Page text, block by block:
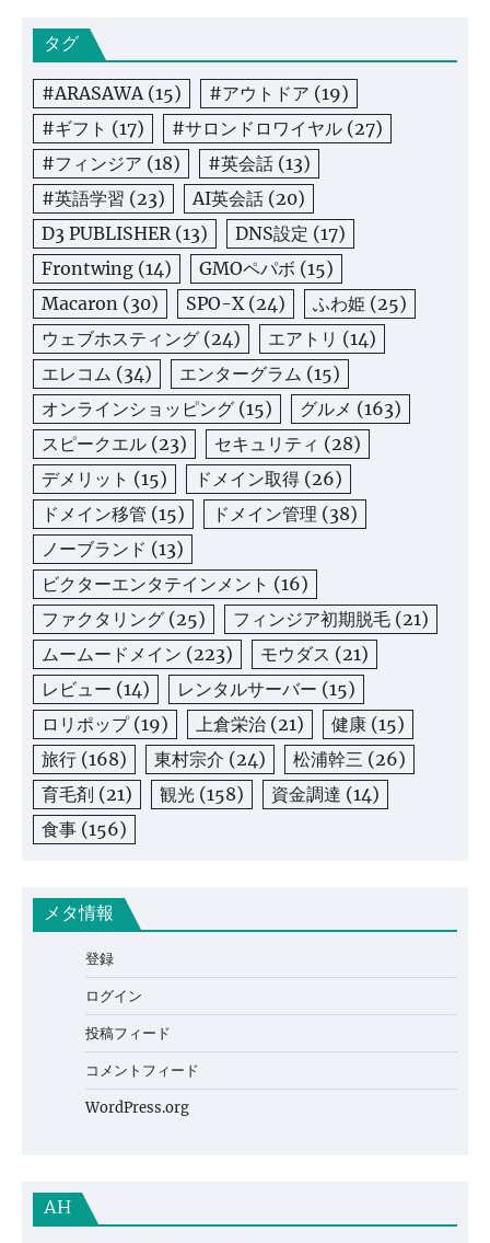
タグ
#ARASAWA(15) #アウトドア (19)
#ギフト (17) #サロンドロワイヤル (27)
#フィンジア (18) #英会話 (13)
#英語学習 (23) AI英会話 (20)
D3 PUBLISHER(13) DNS設定 (17)
Frontwing (14) GMOペパボ (15)
Macaron (30) SPO-X(24) ふわ姫 (25)
ウェブホスティング (24) エアトリ (14)
エレコム (34) エンターグラム (15)
オンラインショッピング (15) グルメ (163)
スピークエル (23) セキュリティ (28)
デメリット (15) ドメイン取得 (26)
ドメイン移管 (15) ドメイン管理 (38)
ノーブランド (13)
ビクターエンタテインメント (16)
ファクタリング (25) フィンジア初期脱毛 (21)
ムームードメイン (223) モウダス (21)
レビュー (14) レンタルサーバー (15)
ロリポップ(19) 上倉栄治 (21) 健康 (15)
旅行 (168) 東村宗介 (24) 松浦幹三 (26)
育毛剤 (21) 観光 (158) 資金調達 (14)
食事 (156)
メタ情報
登録
ログイン
投稿フィード
コメントフィード
WordPress.org
AH